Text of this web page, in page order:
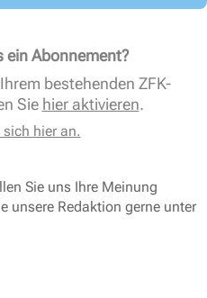
ein Abonnement?
bestehenden ZFK-
Sie hier aktivieren.
sich hier an.
Sie uns Ihre Meinung
unsere Redaktion gerne unter